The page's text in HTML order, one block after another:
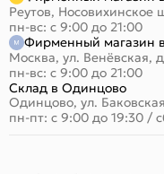
Реутов, Носовихинское
пн-вс: с 9:00 до 21:00
Фирменный магазин
Москва, ул. Венёвская,
пн-вс: с 9:00 до 21:00
Склад в Одинцово
Одинцово, ул.
пн-пт: с 9:00 до 19:30 /